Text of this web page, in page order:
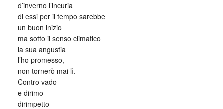
d’inverno l’incuria
di essi per il tempo sarebbe
un buon inizio
ma sotto il senso climatico
la sua angustia
l’ho promesso,
non tornerò mai lì.
Contro vado
e dirimo
dirimpetto